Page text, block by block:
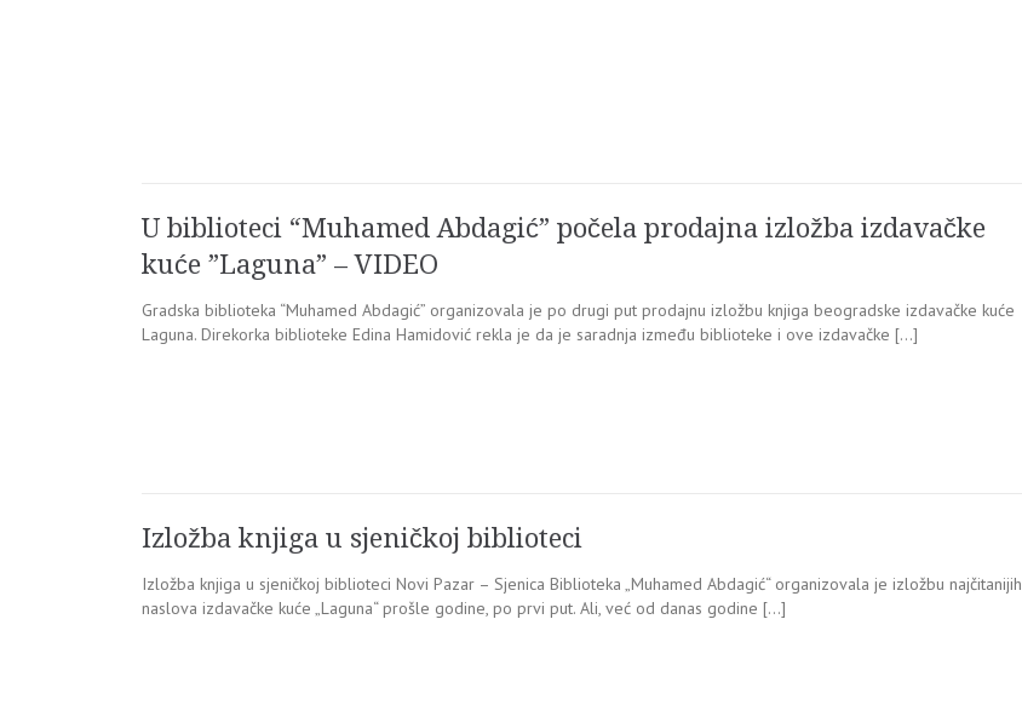
U biblioteci “Muhamed Abdagić” počela prodajna izložba izdavačke
kuće ”Laguna” – VIDEO
Gradska biblioteka “Muhamed Abdagić” organizovala je po drugi put prodajnu izložbu knjiga beogradske izdavačke kuće
Laguna. Direkorka biblioteke Edina Hamidović rekla je da je saradnja između biblioteke i ove izdavačke […]
Izložba knjiga u sjeničkoj biblioteci
Izložba knjiga u sjeničkoj biblioteci Novi Pazar – Sjenica Biblioteka „Muhamed Abdagić“ organizovala je izložbu najčitanijih
naslova izdavačke kuće „Laguna“ prošle godine, po prvi put. Ali, već od danas godine […]